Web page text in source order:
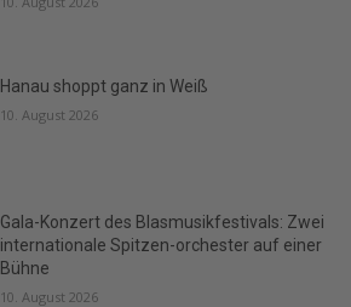
Hanau shoppt ganz in Weiß
10. August 2026
Gala-Konzert des Blasmusikfestivals: Zwei
internationale Spitzen-orchester auf einer
Bühne
10. August 2026